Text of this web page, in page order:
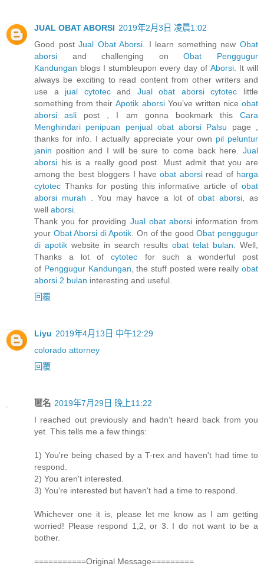
JUAL OBAT ABORSI 2019年2月3日 凌晨1:02
Good postJual Obat Aborsi . I learn something newObat
aborsi and challenging onObat Penggugur
Kandungan blogs I stumbleupon every day of Aborsi. It will
always be exciting to read content from other writers and
use a jual cytotecand Jual obat aborsi cytotec little
something from theirApotik aborsiYou’ve written nice obat
aborsi asli post , I am gonna bookmark thisCara
Menghindari penipuan penjual obat aborsi Palsu page ,
thanks for info. I actually appreciate your own pil peluntur
janin position and I will be sure to come back here. Jual
aborsi his is a really good post. Must admit that you are
among the best bloggers I haveobat aborsiread of harga
cytotec Thanks for posting this informative article of obat
aborsi murah . You may havce a lot ofobat aborsi , as
well aborsi
Thank you for providing Jual obat aborsiinformation from
your Obat Aborsi di Apotik . On of the goodObat penggugur
di apotikwebsite in search resultsobat telat bulan . Well,
Thanks a lot ofcytotec for such a wonderful post
of Penggugur Kandungan , the stuff posted were really obat
aborsi 2 bulan interesting and useful.
回覆
Liyu 2019年4月13日 中午12:29
colorado attorney
回覆
匿名 2019年7月29日 晚上11:22
I reached out previously and hadn’t heard back from you
yet. This tells me a few things:
1) You're being chased by a T-rex and haven't had time to
respond.
2) You aren't interested.
3) You're interested but haven't had a time to respond.
Whichever one it is, please let me know as I am getting
worried! Please respond 1,2, or 3. I do not want to be a
bother.
===========Original Message=========